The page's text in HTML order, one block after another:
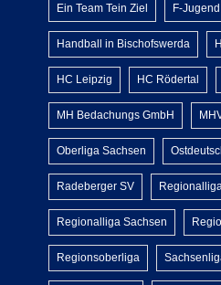
Ein Team Tein Ziel F-Jugend
Handball in Bischofswerda
HC Leipzig HC Rödertal
MH Bedachungs GmbH
Oberliga Sachsen
Radeberger SV
Regionalliga Sachsen
Regionsoberliga